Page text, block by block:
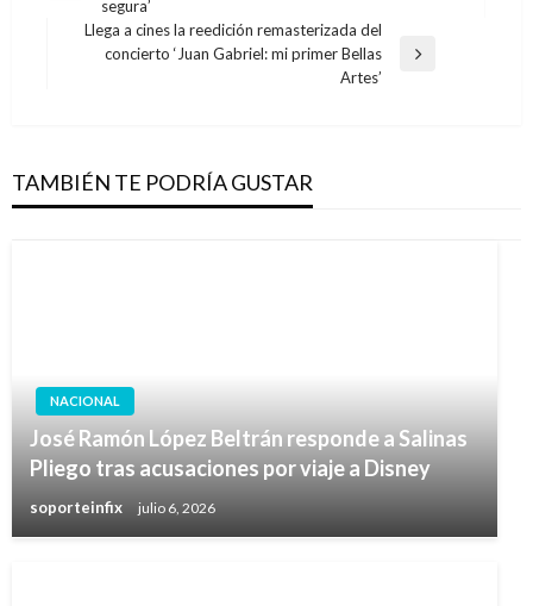
entradas
segura’
Entrada
Llega a cines la reedición remasterizada del
concierto ‘Juan Gabriel: mi primer Bellas
Artes’
TAMBIÉN TE PODRÍA GUSTAR
NACIONAL
José Ramón López Beltrán responde a Salinas
Pliego tras acusaciones por viaje a Disney
soporteinfix julio 6, 2026